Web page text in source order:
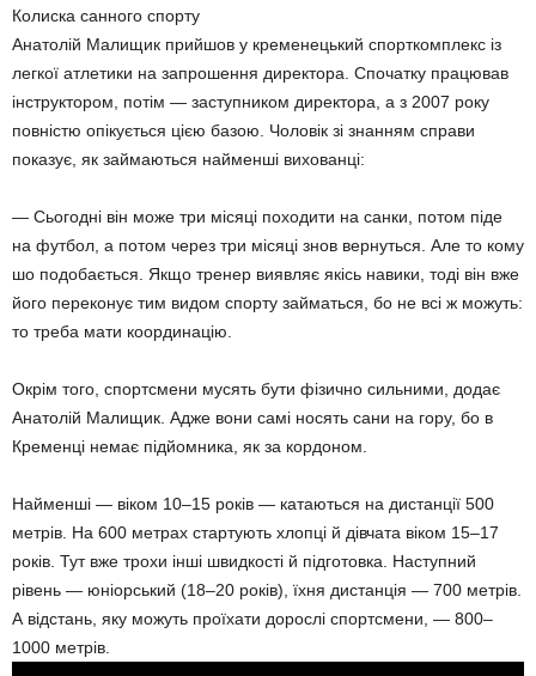
Колиска санного спорту
Анатолій Малищик прийшов у кременецький спорткомплекс із
легкої атлетики на запрошення директора. Спочатку працював
інструктором, потім — заступником директора, а з 2007 року
повністю опікується цією базою. Чоловік зі знанням справи
показує, як займаються найменші вихованці:
— Сьогодні він може три місяці походити на санки, потом піде
на футбол, а потом через три місяці знов вернуться. Але то кому
шо подобається. Якщо тренер виявляє якісь навики, тоді він вже
його переконує тим видом спорту займаться, бо не всі ж можуть:
то треба мати координацію.
Окрім того, спортсмени мусять бути фізично сильними, додає
Анатолій Малищик. Адже вони самі носять сани на гору, бо в
Кременці немає підйомника, як за кордоном.
Найменші — віком 10–15 років — катаються на дистанції 500
метрів. На 600 метрах стартують хлопці й дівчата віком 15–17
років. Тут вже трохи інші швидкості й підготовка. Наступний
рівень — юніорський (18–20 років), їхня дистанція — 700 метрів.
А відстань, яку можуть проїхати дорослі спортсмени, — 800–
1000 метрів.